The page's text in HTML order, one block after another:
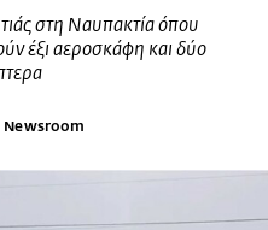
στη Ναυπακτία όπου
έξι αεροσκάφη και δύο
Newsroom